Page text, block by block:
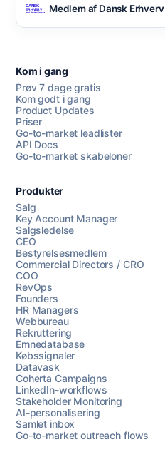
Medlem af Dansk Erhverv
Kom i gang
Prøv 7 dage gratis
Kom godt i gang
Product Updates
Priser
Go-to-market leadlister
API Docs
Go-to-market skabeloner
Produkter
Salg
Key Account Manager
Salgsledelse
CEO
Bestyrelsesmedlem
Commercial Directors / CRO
COO
RevOps
Founders
HR Managers
Webbureau
Rekruttering
Emnedatabase
Købssignaler
Datavask
Coherta Campaigns
LinkedIn-workflows
Stakeholder Monitoring
AI-personalisering
Samlet inbox
Go-to-market outreach flows